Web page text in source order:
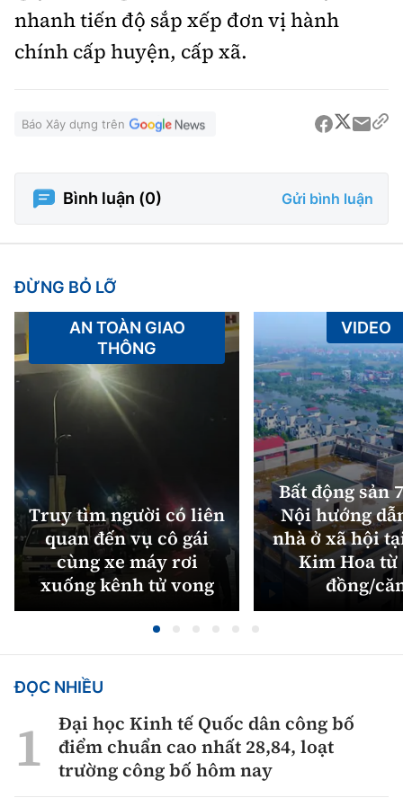
nhanh tiến độ sắp xếp đơn vị hành
chính cấp huyện, cấp xã.
Báo Xây dựng trên
Bình luận (0) Gửi bình luận
ĐỪNG BỎ LỠ
Truy tìm người có liên
quan đến vụ cô gái
cùng xe máy rơi
xuống kênh tử vong
AN TOÀN GIAO
THÔNG
Bất động sản
Nội hướng
nhà ở xã hội
Kim Hoa từ
đồng/
VIDEO
ĐỌC NHIỀU
Đại học Kinh tế Quốc dân công bố
điểm chuẩn cao nhất 28,84, loạt
trường công bố hôm nay